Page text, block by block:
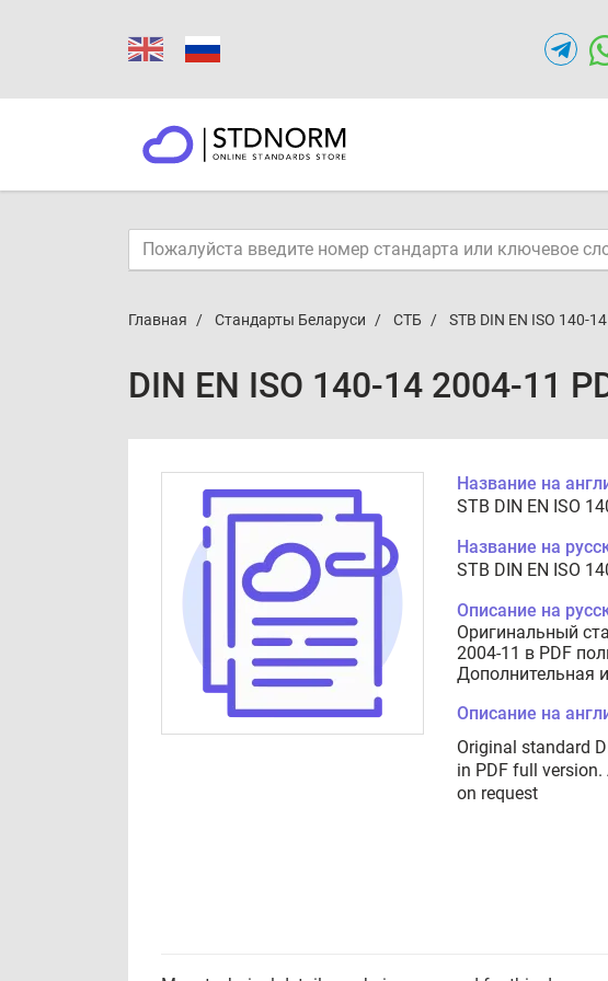
Главная Стандарты Беларуси СТБ STB DIN EN ISO 140-
DIN EN ISO 140-14 2004-11
Название на
STB DIN EN ISO
Название на
STB DIN EN ISO
Описание на
Оригинальный
2004-11 в PDF
Дополнительная
Описание на
Original standard
in PDF full
on request